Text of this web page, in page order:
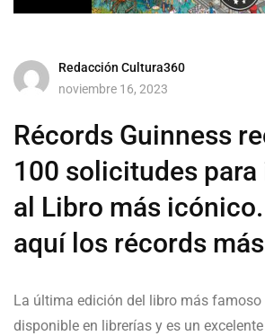
Redacción Cultura360
noviembre 16, 2023
Récords Guinness
100 solicitudes
al Libro más
aquí los récords
La última edición del libro más
disponible en librerías y es un